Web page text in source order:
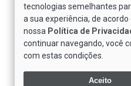
Verificada
Direitos reservados à Se7e
tecnologias semelhantes
a sua experiência, de acordo
nossa Política de
continuar navegando, você
com estas condições.
Aceito